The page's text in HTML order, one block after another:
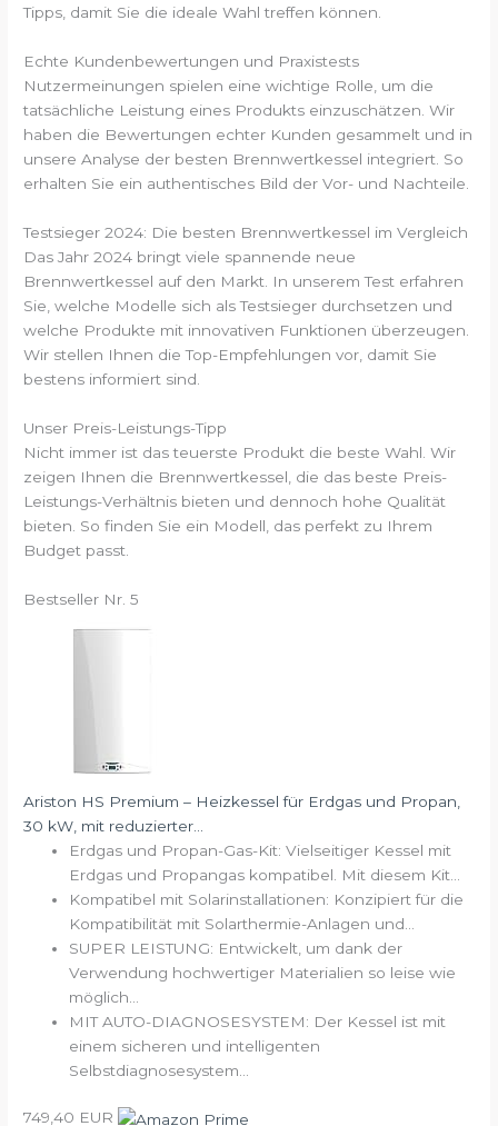
Tipps, damit Sie die ideale Wahl treffen können.
Echte Kundenbewertungen und Praxistests
Nutzermeinungen spielen eine wichtige Rolle, um die
tatsächliche Leistung eines Produkts einzuschätzen. Wir
haben die Bewertungen echter Kunden gesammelt und in
unsere Analyse der besten Brennwertkessel integriert. So
erhalten Sie ein authentisches Bild der Vor- und Nachteile.
Testsieger 2024: Die besten Brennwertkessel im Vergleich
Das Jahr 2024 bringt viele spannende neue
Brennwertkessel auf den Markt. In unserem Test erfahren
Sie, welche Modelle sich als Testsieger durchsetzen und
welche Produkte mit innovativen Funktionen überzeugen.
Wir stellen Ihnen die Top-Empfehlungen vor, damit Sie
bestens informiert sind.
Unser Preis-Leistungs-Tipp
Nicht immer ist das teuerste Produkt die beste Wahl. Wir
zeigen Ihnen die Brennwertkessel, die das beste Preis-
Leistungs-Verhältnis bieten und dennoch hohe Qualität
bieten. So finden Sie ein Modell, das perfekt zu Ihrem
Budget passt.
Bestseller Nr. 5
Ariston HS Premium – Heizkessel für Erdgas und Propan,
30 kW, mit reduzierter...
Erdgas und Propan-Gas-Kit: Vielseitiger Kessel mit
Erdgas und Propangas kompatibel. Mit diesem Kit...
Kompatibel mit Solarinstallationen: Konzipiert für die
Kompatibilität mit Solarthermie-Anlagen und...
SUPER LEISTUNG: Entwickelt, um dank der
Verwendung hochwertiger Materialien so leise wie
möglich...
MIT AUTO-DIAGNOSESYSTEM: Der Kessel ist mit
einem sicheren und intelligenten
Selbstdiagnosesystem...
749,40 EUR